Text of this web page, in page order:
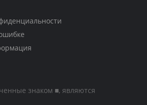
знаком ■, являются